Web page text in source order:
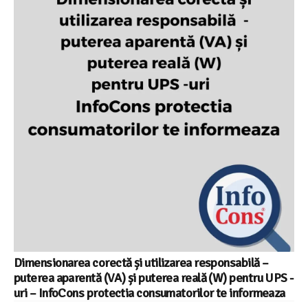
Dimensionarea corectă și utilizarea responsabilă –
puterea aparentă (VA) și puterea reală (W) pentru UPS -
uri – InfoCons protectia consumatorilor te informeaza